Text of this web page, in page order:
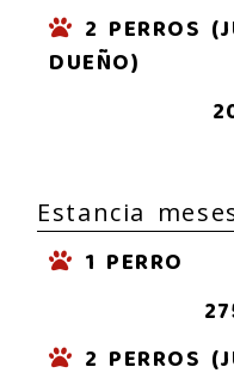
2 PERROS
DUEÑO)
Estancia
1 PERRO
2 PERROS